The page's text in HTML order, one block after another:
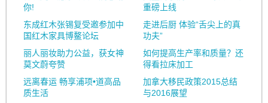
你!
重磅上线
东成红木张锡复受邀参加中
国红木家具博鳌论坛
走进后厨 体验“舌尖上的真
功夫”
丽人丽妆助力公益，获女神
莫文蔚夸赞
如何提高生产率和质量？还
得看拉床加工
远离春运 畅享浦项•道高品
质生活
加拿大移民政策2015总结
与2016展望